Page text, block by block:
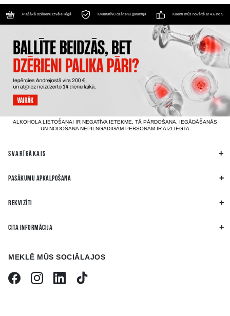
Plašākā dzērienu izvēle Rīgā Kvalitatīvu dzērienu garantija Klienti mūs novērtē ar 4.6 no 5
ALKOHOLA LIETOŠANAI IR NEGATĪVA IETEKME, TĀ PĀRDOŠANA, IEGĀDĀŠANĀS
UN NODOŠANA NEPILNGADĪGĀM PERSONĀM IR AIZLIEGTA
SVARĪGĀKAIS
PASĀKUMU APKALPOŠANA
REKVIZĪTI
CITA INFORMĀCIJA
MEKLĒ MŪS SOCIĀLAJOS